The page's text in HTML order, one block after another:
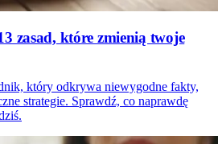
zasad, które zmienią twoje
który odkrywa niewygodne fakty,
strategie. Sprawdź, co naprawdę